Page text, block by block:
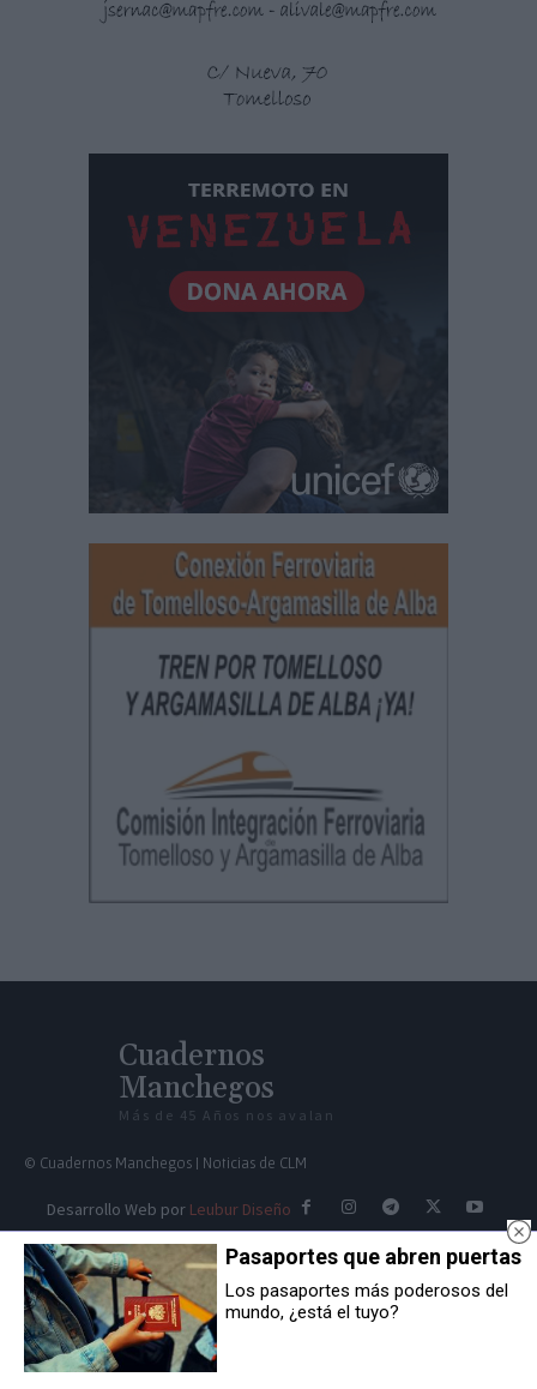
Cuadernos
Manchegos
Más de 45 Años nos avalan
© Cuadernos Manchegos | Noticias de CLM
Desarrollo Web por Leubur Diseño
Contacto Redacción:
redaccion@cuadernosmanchegos.com
Pasaportes que abren puertas
Los pasaportes más poderosos del
mundo, ¿está el tuyo?